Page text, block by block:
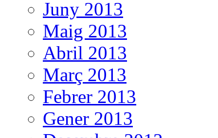
Juny 2013
Maig 2013
Abril 2013
Març 2013
Febrer 2013
Gener 2013